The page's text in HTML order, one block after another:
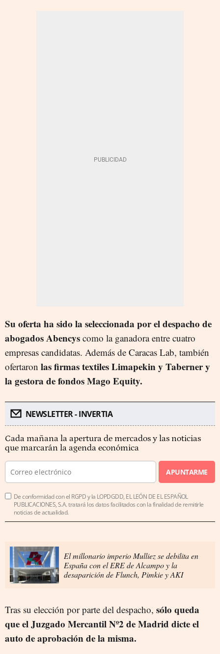
Su oferta ha sido la seleccionada por el despacho de
abogados Abencys como la ganadora entre cuatro
empresas candidatas. Además de Caracas Lab, también
ofertaron las firmas textiles Limapekin y Taberner y
la gestora de fondos Mago Equity.
NEWSLETTER - INVERTIA
Cada mañana la apertura de mercados y las noticias
que marcarán la agenda económica
APUNTARME
De conformidad con el RGPD y la LOPDGDD, EL LEÓN DE EL ESPAÑOL
PUBLICACIONES, S.A. tratará los datos facilitados con la finalidad de remitirle
noticias de actualidad.
El millonario imperio Mulliez se debilita en
España con el ERE de Alcampo y la
desaparición de Flunch, Pimkie y AKI
Tras su elección por parte del despacho, sólo queda
que el Juzgado Mercantil Nº2 de Madrid dicte el
auto de aprobación de la misma.